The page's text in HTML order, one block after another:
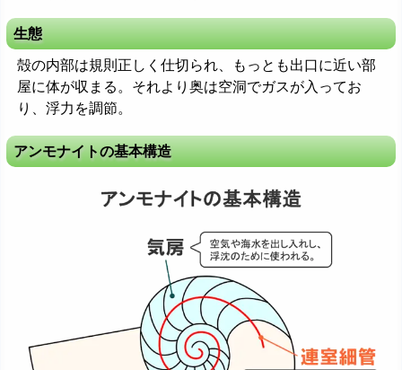
生態
殻の内部は規則正しく仕切られ、もっとも出口に近い部
屋に体が収まる。それより奥は空洞でガスが入ってお
り、浮力を調節。
アンモナイトの基本構造